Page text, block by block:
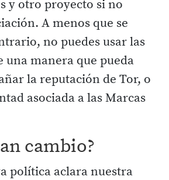
y otro proyecto si no
A menos que se
no puedes usar las
una manera que pueda
la reputación de Tor, o
asociada a las Marcas
cambio?
política aclara nuestra